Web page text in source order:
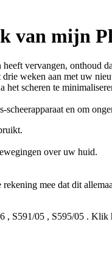
van mijn
vervangen,
weken aan met uw
scheren te
en om
over uw huid.
mee dat dit
, S591/05 , S595/05 . Klik